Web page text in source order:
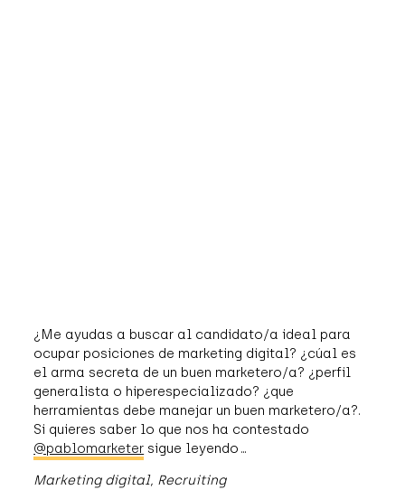
¿Me ayudas a buscar al candidato/a ideal para
ocupar posiciones de marketing digital? ¿cúal es
el arma secreta de un buen marketero/a? ¿perfil
generalista o hiperespecializado? ¿que
herramientas debe manejar un buen marketero/a?.
Si quieres saber lo que nos ha contestado
@pablomarketer sigue leyendo…
Marketing digital, Recruiting